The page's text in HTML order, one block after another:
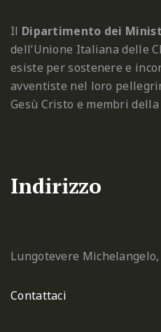
Il Dipartimento dei
dell’Unione Italiana delle
esiste per sostenere e
avventiste nel loro
Gesù Cristo e membri
Indirizzo
Lungotevere
Contattaci